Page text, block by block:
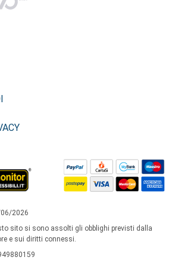
2026
sito si sono assolti gli obblighi previsti dalla
e sui diritti connessi.